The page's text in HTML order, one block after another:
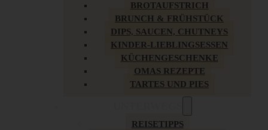
BROTAUFSTRICH
BRUNCH & FRÜHSTÜCK
DIPS, SAUCEN, CHUTNEYS
KINDER-LIEBLINGSESSEN
KÜCHENGESCHENKE
OMAS REZEPTE
TARTES UND PIES
REISETIPPS